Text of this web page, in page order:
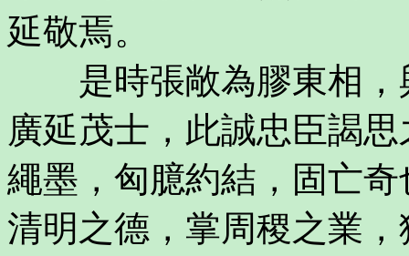
延敬焉。
是時張敞為膠東相，
廣延茂士，此誠忠臣謁
繩墨，匈臆約結，固亡
清明之德，掌周稷之業